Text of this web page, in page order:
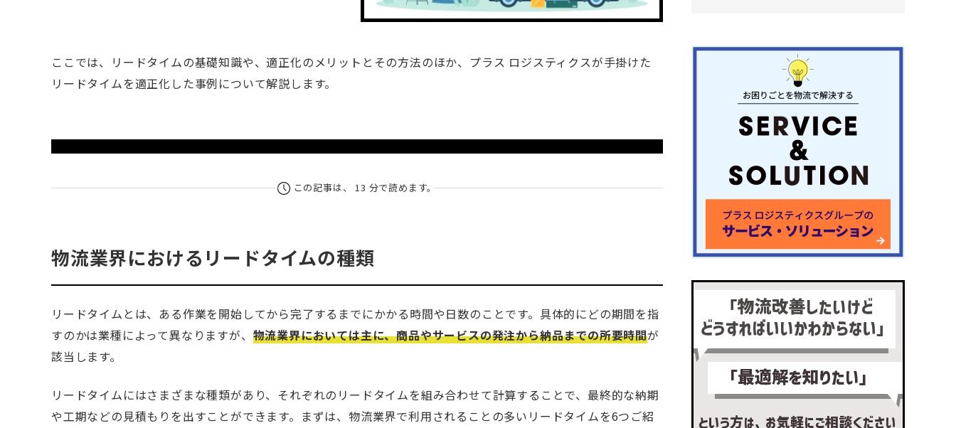
ここでは、リードタイムの基礎知識や、適正化のメリットとその方法のほか、プラス ロジスティクスが手掛けた
リードタイムを適正化した事例について解説します。
この記事は、 13 分で読めます。
物流業界におけるリードタイムの種類
リードタイムとは、ある作業を開始してから完了するまでにかかる時間や日数のことです。具体的にどの期間を指
すのかは業種によって異なりますが、 物流業界においては主に、商品やサービスの発注から納品までの所要時間が
該当します。
リードタイムにはさまざまな種類があり、それぞれのリードタイムを組み合わせて計算することで、最終的な納期
や工期などの見積もりを出すことができます。まずは、物流業界で利用されることの多いリードタイムを6つご紹